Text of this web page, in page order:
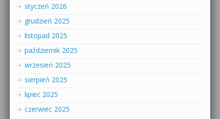
styczeń 2026
grudzień 2025
listopad 2025
październik 2025
wrzesień 2025
sierpień 2025
lipiec 2025
czerwiec 2025